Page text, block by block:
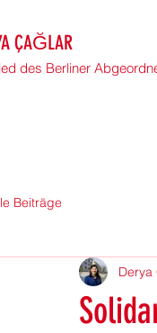
ÇAĞLAR
des Berliner
Beiträge
Derya